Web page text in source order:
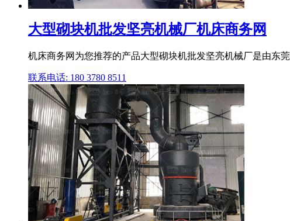
大型砌块机批发坚亮机械厂机床商务网
机床商务网为您推荐的产品大型砌块机批发坚亮机械厂是由东
联系电话: 180 3780 8511